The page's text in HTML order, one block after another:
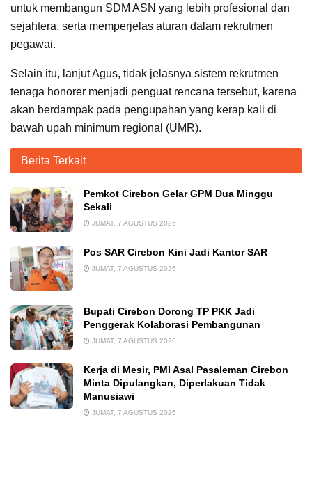
untuk membangun SDM ASN yang lebih profesional dan
sejahtera, serta memperjelas aturan dalam rekrutmen
pegawai.
Selain itu, lanjut Agus, tidak jelasnya sistem rekrutmen
tenaga honorer menjadi penguat rencana tersebut, karena
akan berdampak pada pengupahan yang kerap kali di
bawah upah minimum regional (UMR).
Berita Terkait
Pemkot Cirebon Gelar GPM Dua Minggu
Sekali
JUMAT, 7 AGUSTUS 2026
Pos SAR Cirebon Kini Jadi Kantor SAR
JUMAT, 7 AGUSTUS 2026
Bupati Cirebon Dorong TP PKK Jadi
Penggerak Kolaborasi Pembangunan
JUMAT, 7 AGUSTUS 2026
Kerja di Mesir, PMI Asal Pasaleman Cirebon
Minta Dipulangkan, Diperlakuan Tidak
Manusiawi
JUMAT, 7 AGUSTUS 2026